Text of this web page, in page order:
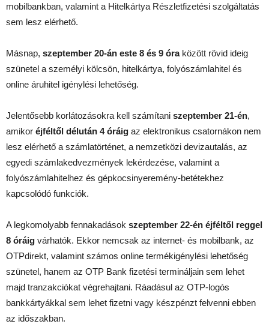
mobilbankban, valamint a Hitelkártya Részletfizetési szolgáltatás
sem lesz elérhető.
Másnap, szeptember 20-án este 8 és 9 óraközött rövid ideig
szünetel a személyi kölcsön, hitelkártya, folyószámlahitel és
online áruhitel igénylési lehetőség.
Jelentősebb korlátozásokra kell számítani szeptember 21-én,
amikor éjféltől délután 4 óráig az elektronikus csatornákon nem
lesz elérhető a számlatörténet, a nemzetközi devizautalás, az
egyedi számlakedvezmények lekérdezése, valamint a
folyószámlahitelhez és gépkocsinyeremény-betétekhez
kapcsolódó funkciók.
A legkomolyabb fennakadások szeptember 22-én éjféltől reggel
8 óráig várhatók. Ekkor nemcsak az internet- és mobilbank, az
OTPdirekt, valamint számos online termékigénylési lehetőség
szünetel, hanem az OTP Bank fizetési termináljain sem lehet
majd tranzakciókat végrehajtani. Ráadásul az OTP-logós
bankkártyákkal sem lehet fizetni vagy készpénzt felvenni ebben
az időszakban.